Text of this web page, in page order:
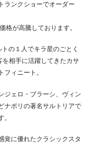
ランクショーでオーダー
格が高騰しております。
の１人でキラ星のごとく
相手に活躍してきたカサ
ィニート。
ジェロ・ブラーシ、ヴィン
ナポリの著名サルトリアで
覚に優れたクラシックスタ